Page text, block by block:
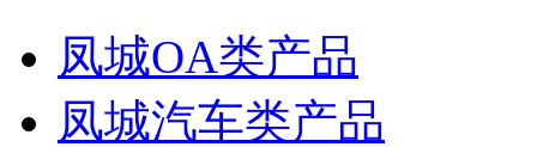
凤城OA类产品
凤城汽车类产品